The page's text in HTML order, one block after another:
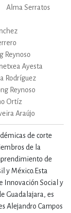
Alma Serratos
Reynoso
Ayesta
Rodríguez
Reynoso
Ortíz
Araújo
de corte
de la
de
y México.Esta
Innovación Social y
Guadalajara, es
Alejandro Campos